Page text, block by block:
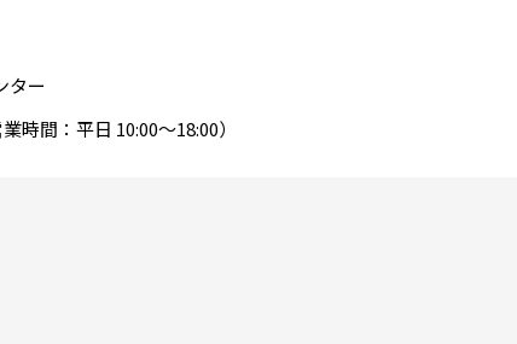
ター
業時間：平日 10:00～18:00）